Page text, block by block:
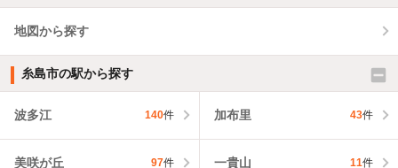
地図から探す
糸島市の駅から探す
波多江 140件 加布里 43件
美咲が丘 97件 一貴山 11件